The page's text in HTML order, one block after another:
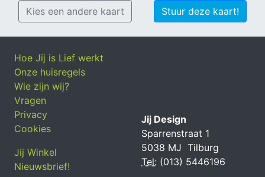
Kies een andere kaart Stuur deze kaart!
Hoe Jij is Lief werkt
Onze huisregels
Wie zijn wij?
Vragen
Privacy
Cookies
Jij Winkel
Nieuwsbrief!
Jij Design
Sparrenstraat 1
5038 MJ Tilburg
Tel: (013) 5446196